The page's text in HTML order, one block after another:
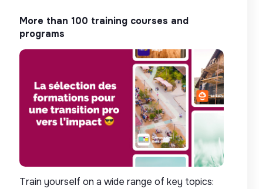
More than 100 training courses and
programs
Train yourself on a wide range of key topics: